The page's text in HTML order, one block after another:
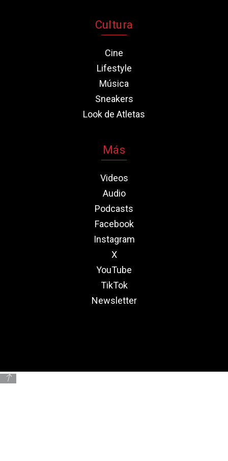
Cultura
Cine
Lifestyle
Música
Sneakers
Look de Atletas
Más
Videos
Audio
Podcasts
Facebook
Instagram
X
YouTube
TikTok
Newsletter